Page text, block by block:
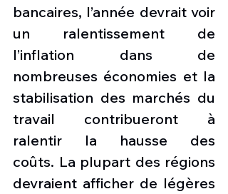
bancaires, l’année devrait voir
un ralentissement de
l’inflation dans de
nombreuses économies et la
stabilisation des marchés du
travail contribueront à
ralentir la hausse des
coûts. La plupart des régions
devraient afficher de légères